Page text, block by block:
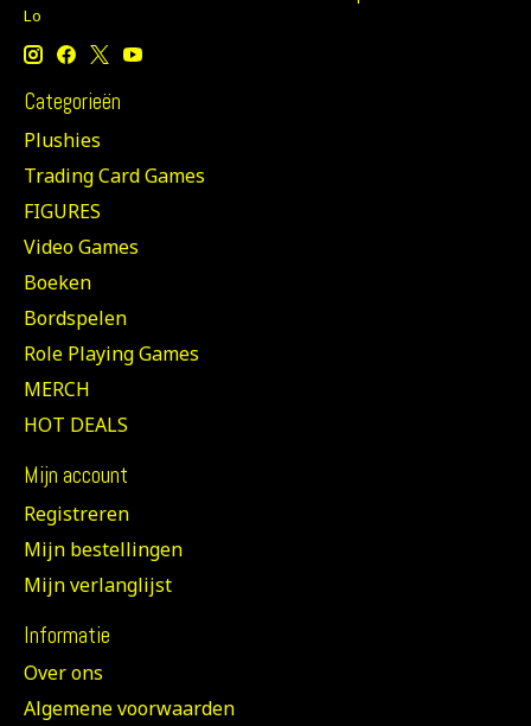
Lo
Categorieën
Plushies
Trading Card Games
FIGURES
Video Games
Boeken
Bordspelen
Role Playing Games
MERCH
HOT DEALS
Mijn account
Registreren
Mijn bestellingen
Mijn verlanglijst
Informatie
Over ons
Algemene voorwaarden